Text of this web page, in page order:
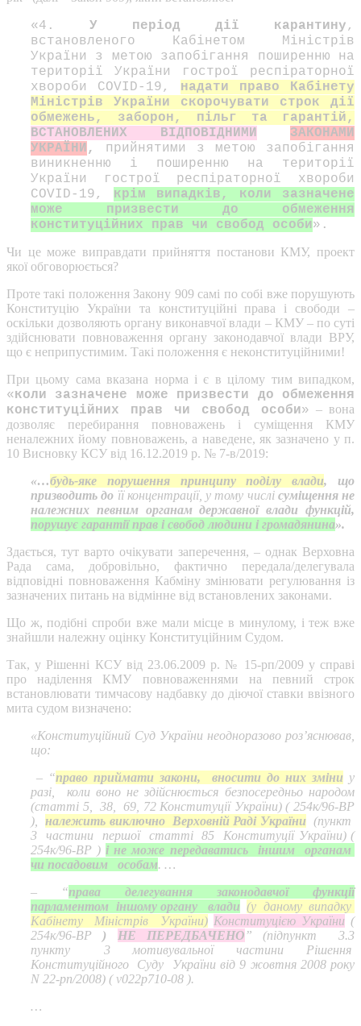
«4. У період дії карантину,
встановленого Кабінетом Міністрів
України з метою запобігання поширенню на
території України гострої респіраторної
хвороби COVID-19, надати право Кабінету
Міністрів України скорочувати строк дії
обмежень, заборон, пільг та гарантій,
ВСТАНОВЛЕНИХ ВІДПОВІДНИМИ
ЗАКОНАМИ
УКРАЇНИ ,
прийнятими з метою запобігання
виникненню і поширенню на території
України гострої респіраторної хвороби
COVID-19, крім випадків, коли зазначене
може призвести до обмеження
конституційних прав чи свобод особи».
Чи це може виправдати прийняття постанови КМУ, проект
якої обговорюється?
Проте такі положення Закону 909 самі по собі вже порушують
Конституцію України та конституційні права і свободи –
оскільки дозволяють органу виконавчої влади – КМУ – по суті
здійснювати повноваження органу законодавчої влади ВРУ,
що є неприпустимим. Такі положення є неконституційними!
При цьому сама вказана норма і є в цілому тим випадком,
«коли зазначене може призвести до обмеження
конституційних прав чи свобод особи» – вона
дозволяє перебирання повноважень і суміщення КМУ
неналежних йому повноважень, а наведене, як зазначено у п.
10 Висновку КСУ від 16.12.2019 р. № 7-в/2019:
«…будь-яке порушення принципу поділу влади, що
призводить до її концентрації, у тому числі суміщення не
належних певним органам державної влади функцій,
порушує гарантії прав і свобод людини і громадянина».
Здається, тут варто очікувати заперечення, – однак Верховна
Рада сама, добровільно, фактично передала/делегувала
відповідні повноваження Кабміну змінювати регулювання із
зазначених питань на відмінне від встановлених законами.
Що ж, подібні спроби вже мали місце в минулому, і теж вже
знайшли належну оцінку Конституційним Судом.
Так, у Рішенні КСУ від 23.06.2009 р. № 15-рп/2009 у справі
про наділення КМУ повноваженнями на певний строк
встановлювати тимчасову надбавку до діючої ставки ввізного
мита судом визначено:
«Конституційний Суд України неодноразово роз’яснював,
що:
– “право приймати закони, вносити до них зміни у
разі, коли воно не здійснюється безпосередньо народом
(статті 5, 38, 69, 72 Конституції України) ( 254к/96-ВР
), належить виключно Верховній Раді України (пункт
3 частини першої статті 85 Конституції України) (
254к/96-ВР ) і не може передаватись іншим органам
чи посадовим особам. …
– “права делегування законодавчої функції
парламентом іншому органу влади (у даному випадку
Кабінету Міністрів України) Конституцією України (
254к/96-ВР ) НЕ ПЕРЕДБАЧЕНО” (підпункт 3.3
пункту 3 мотивувальної частини Рішення
Конституційного Суду України від 9 жовтня 2008 року
N 22-рп/2008) ( v022p710-08 ).
…